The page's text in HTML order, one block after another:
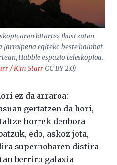
bitartez ikusi zuten
jarraipena egiteko beste hainbat
Hubble espazio teleskopioa.
/ Kim StarrCC BY 2.0)
ez da arraroa:
gertatzen da hori,
horrek denbora
edo, askoz jota,
supernobaren distira
berriro galaxia